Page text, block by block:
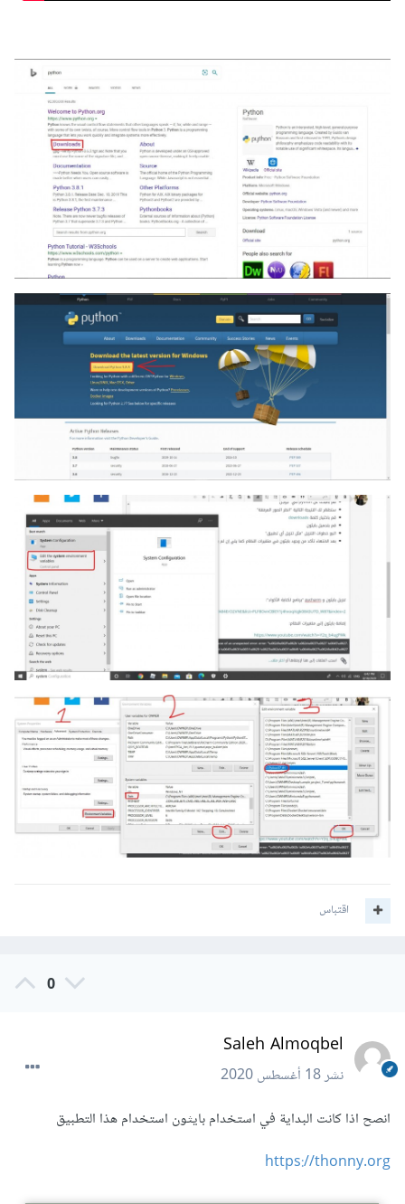
اقتباس
0
Saleh Almoqbel
نشر18 أغسطس 2020
انصح اذا كانت البداية في استخدام بايثون استخدام هذا التطبيق
https://thonny.org